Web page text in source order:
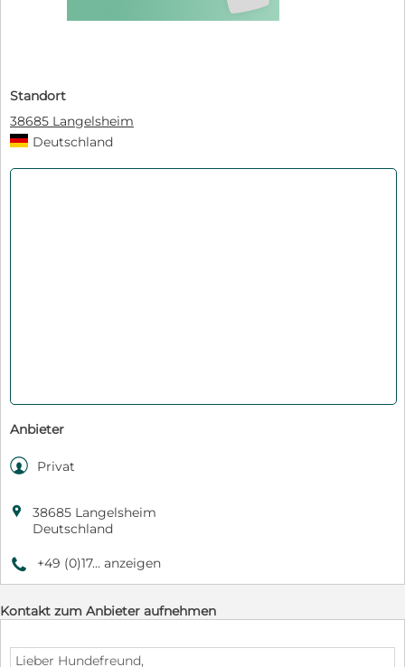
Standort
38685 Langelsheim
Deutschland
Anbieter
 Privat

38685 Langelsheim
Deutschland
9 +49 (0)17... anzeigen
Kontakt zum Anbieter aufnehmen